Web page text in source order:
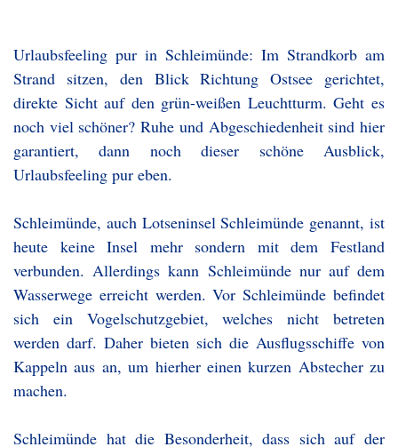
Urlaubsfeeling pur in Schleimünde: Im Strandkorb am
Strand sitzen, den Blick Richtung Ostsee gerichtet,
direkte Sicht auf den grün-weißen Leuchtturm. Geht es
noch viel schöner? Ruhe und Abgeschiedenheit sind hier
garantiert, dann noch dieser schöne Ausblick,
Urlaubsfeeling pur eben.
Schleimünde, auch Lotseninsel Schleimünde genannt, ist
heute keine Insel mehr sondern mit dem Festland
verbunden. Allerdings kann Schleimünde nur auf dem
Wasserwege erreicht werden. Vor Schleimünde befindet
sich ein Vogelschutzgebiet, welches nicht betreten
werden darf. Daher bieten sich die Ausflugsschiffe von
Kappeln aus an, um hierher einen kurzen Abstecher zu
machen.
Schleimünde hat die Besonderheit, dass sich auf der